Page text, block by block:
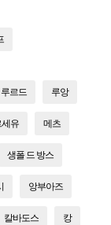
루르드 루앙
유 메츠
생폴 드 방스
앙부아즈
칼바도스 캉